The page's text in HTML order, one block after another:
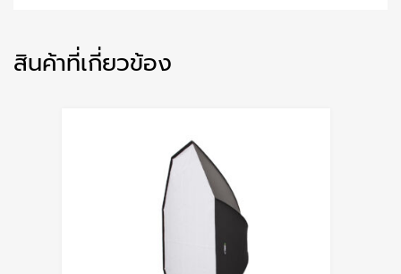
สินค้าที่เกี่ยวข้อง